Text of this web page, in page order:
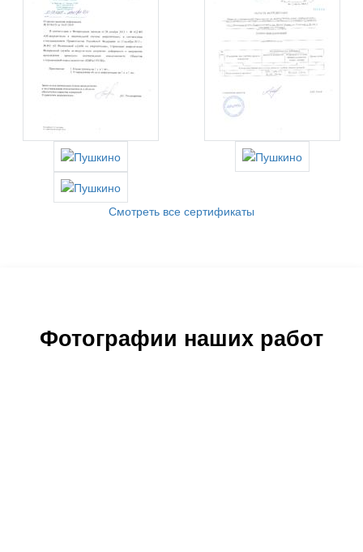
Смотреть все сертификаты
Фотографии наших работ